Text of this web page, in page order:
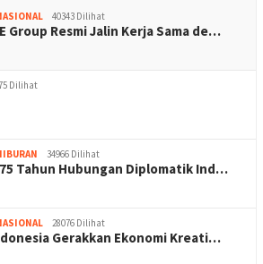
40343 Dilihat
Group Resmi Jalin Kerja Sama de…
Dilihat
34966 Dilihat
Tahun Hubungan Diplomatik Ind…
28076 Dilihat
Gerakkan Ekonomi Kreati…